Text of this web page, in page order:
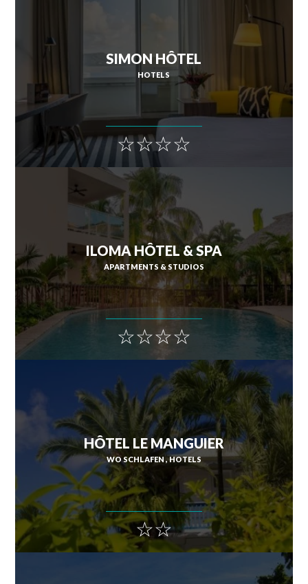
SAINT-PIERRE
LA TRINITÉ
SIMON HÔTEL
☆☆☆☆
HOTELS
ILOMA HÔTEL & SPA
☆☆☆☆
APARTMENTS & STUDIOS
HÔTEL LE MANGUIER
☆☆
WO SCHLAFEN HOTELS